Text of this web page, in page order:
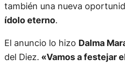
también una nueva
ídolo eterno.
El anuncio lo hizo Dalma
del Diez. «Vamos a festejar